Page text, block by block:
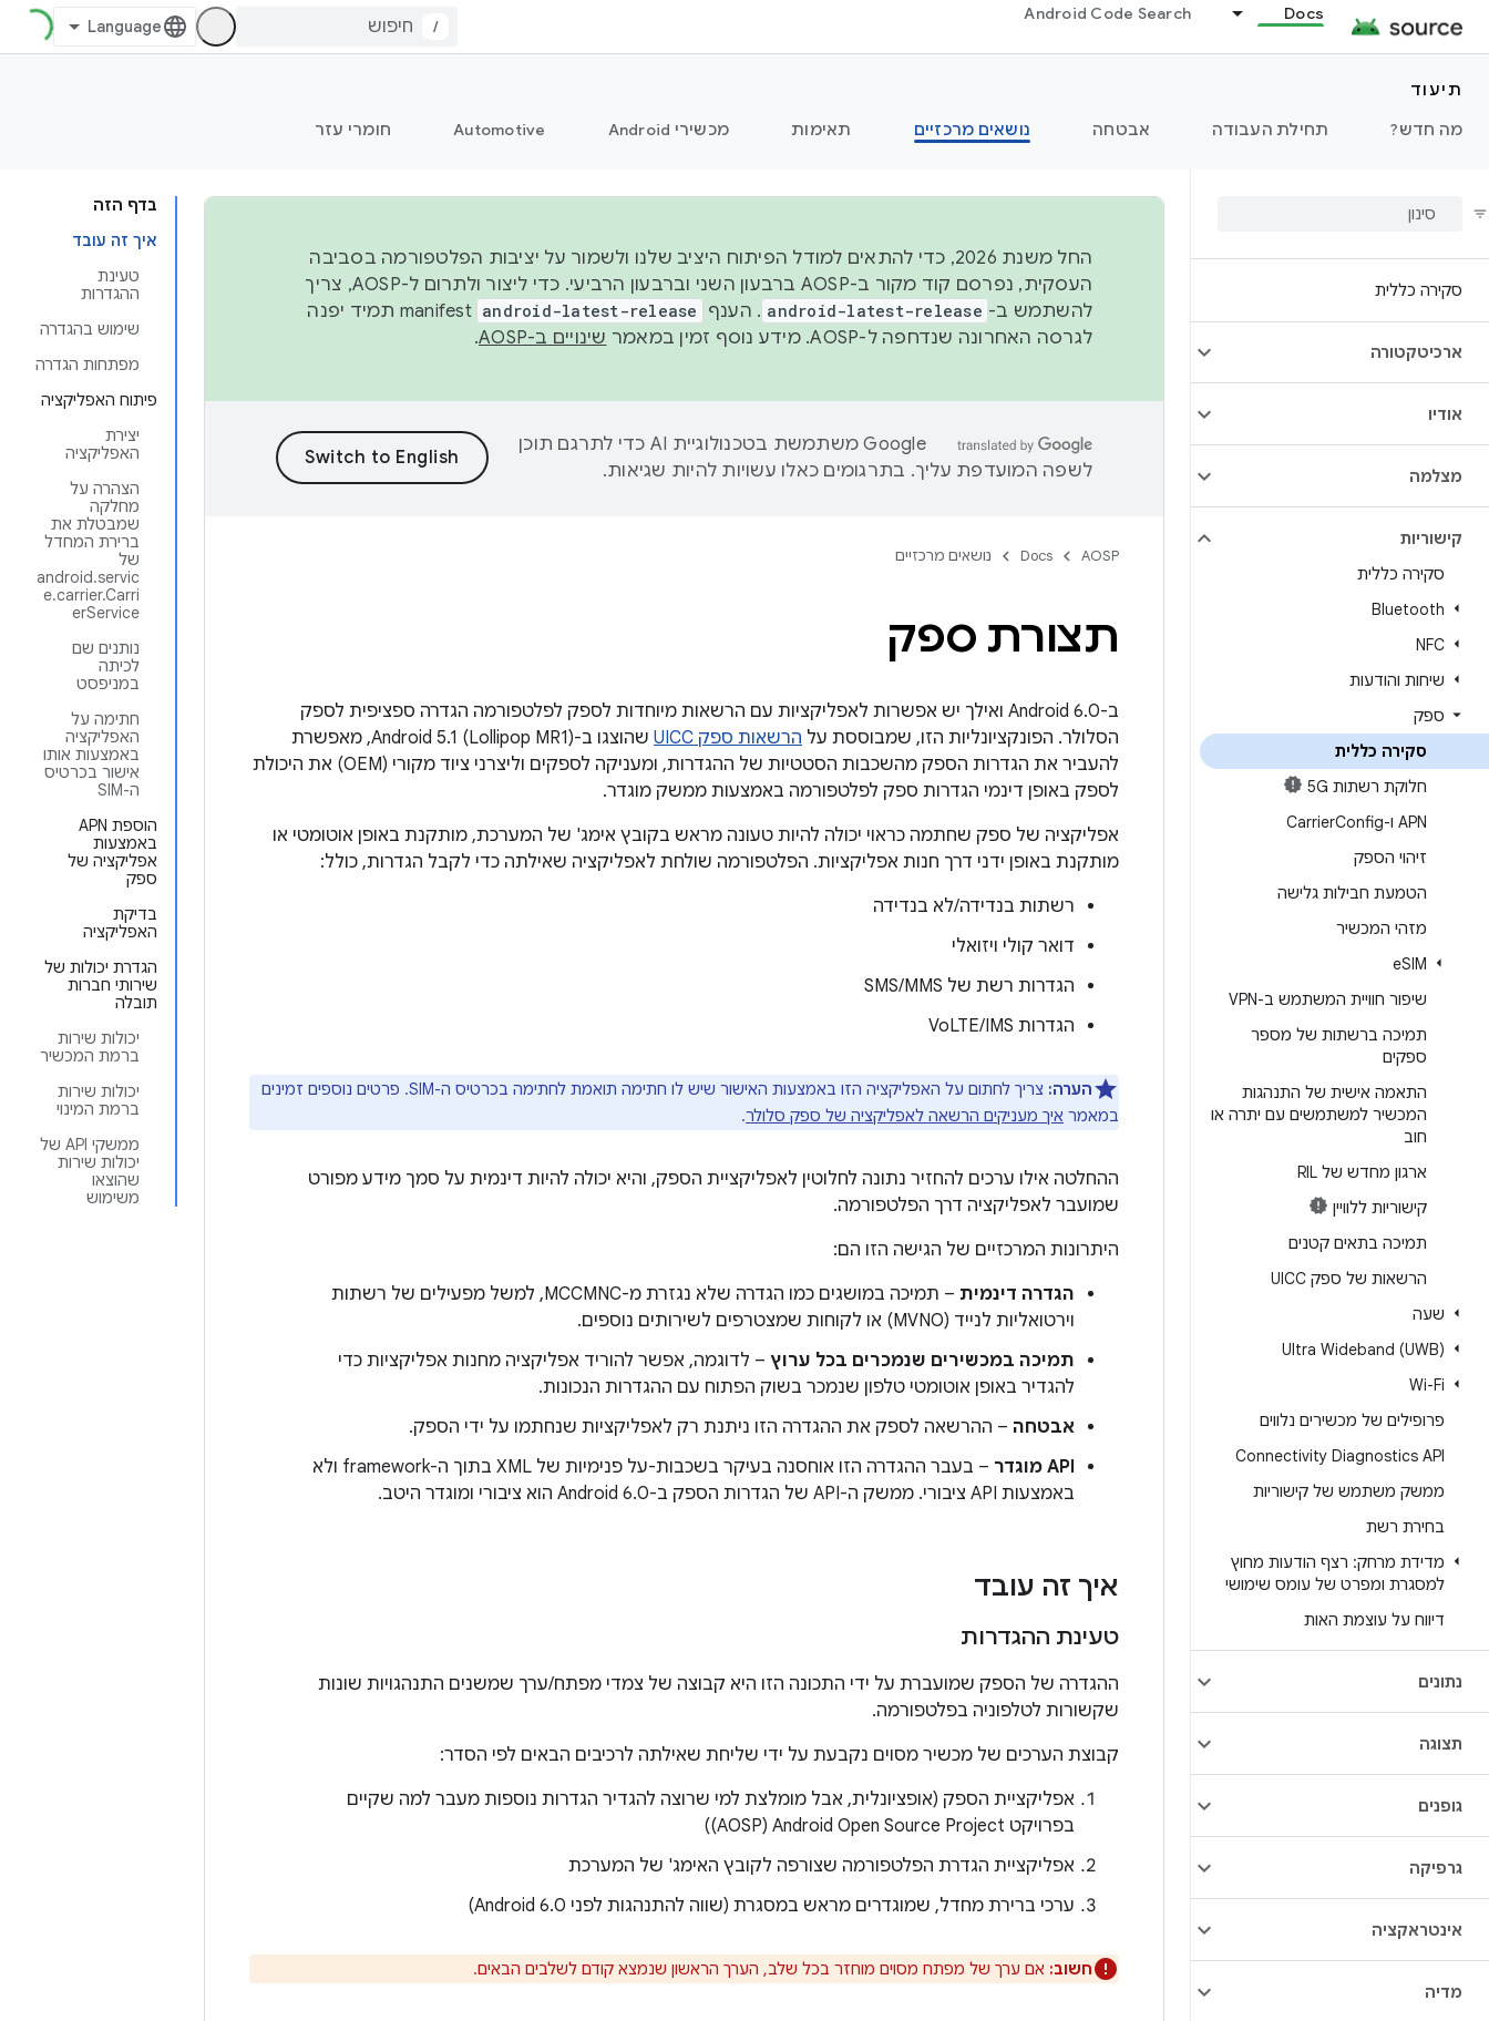
Docs
Android Code Search
/
תיעוד
מה חדש?
תחילת העבודה אבטחה נושאים מרכזיים תאימות מכשירי Android Automotive חומרי עזר
סקירה כללית
ארכיטקטורה
אודיו
מצלמה
קישוריות
סקירה כללית
Bluetooth
NFC
שיחות והודעות
ספק
סקירה כללית
חלוקת רשתות 5G
APN ו-Carrier
Config
זיהוי הספק
הטמעת חבילות גלישה
מזהי המכשיר
eSIM
שיפור חוויית המשתמש ב-VPN
תמיכה ברשתות של מספר
ספקים
התאמה אישית של התנהגות
המכשיר למשתמשים עם יתרה או
חוב
ארגון מחדש של RIL
קישוריות ללוויין
תמיכה בתאים קטנים
הרשאות של ספק UICC
שעה
Ultra Wideband (UWB)
Wi-Fi
פרופילים של מכשירים נלווים
Connectivity Diagnostics API
ממשק משתמש של קישוריות
בחירת רשת
מדידת מרחק: רצף הודעות מחוץ
למסגרת ומפרט של עומס שימושי
דיווח על עוצמת האות
נתונים
תצוגה
גופנים
גרפיקה
אינטראקציה
מדיה
בדף הזה
איך זה עובד
טעינת
ההגדרות
שימוש בהגדרה
מפתחות הגדרה
פיתוח האפליקציה
יצירת
האפליקציה
הצהרה על
מחלקה
שמבטלת את
ברירת המחדל
של
android.servic
e.carrier.Carri
erService
נותנים שם
לכיתה
במניפסט
חתימה על
האפליקציה
באמצעות אותו
אישור בכרטיס
ה-SIM
הוספת APN
באמצעות
אפליקציה של
ספק
בדיקת
האפליקציה
הגדרת יכולות של
שירותי חברות
תובלה
יכולות שירות
ברמת המכשיר
יכולות שירות
ברמת המינוי
ממשקי API של
יכולות שירות
שהוצאו
משימוש
החל משנת 2026, כדי להתאים למודל הפיתוח היציב שלנו ולשמור על יציבות הפלטפורמה בסביבה
העסקית, נפרסם קוד מקור ב-AOSP ברבעון השני וברבעון הרביעי. כדי ליצור ולתרום ל-AOSP, צריך
להשתמש ב- android-latest-release . הענף android-latest-release
manifest תמיד יפנה
לגרסה האחרונה שנדחפה ל-AOSP. מידע נוסף זמין במאמר
שינויים ב-AOSP .
‫Google משתמשת בטכנולוגיית AI כדי לתרגם תוכן
לשפה המועדפת עליך. בתרגומים כאלו עשויות להיות שגיאות.
AOSP
Docs נושאים מרכזיים
תצורת ספק
ב-Android 6.0 ואילך יש אפשרות לאפליקציות עם הרשאות מיוחדות לספק לפלטפורמה הגדרה ספציפית לספק
הסלולר. הפונקציונליות הזו, שמבוססת על הרשאות ספק UICC
שהוצגו ב-Android 5.1 (Lollipop MR1), מאפשרת
להעביר את הגדרות הספק מהשכבות הסטטיות של ההגדרות, ומעניקה לספקים וליצרני ציוד מקורי (OEM) את היכולת
לספק באופן דינמי הגדרות ספק לפלטפורמה באמצעות ממשק מוגדר.
אפליקציה של ספק שחתמה כראוי יכולה להיות טעונה מראש בקובץ אימג' של המערכת, מותקנת באופן אוטומטי או
מותקנת באופן ידני דרך חנות אפליקציות. הפלטפורמה שולחת לאפליקציה שאילתה כדי לקבל הגדרות, כולל:
רשתות בנדידה/לא בנדידה
דואר קולי ויזואלי
הגדרות רשת של SMS/MMS
הגדרות VoLTE/IMS
הערה:
צריך לחתום על האפליקציה הזו באמצעות האישור שיש לו חתימה תואמת לחתימה בכרטיס ה-SIM. פרטים נוספים זמינים
במאמר איך מעניקים הרשאה לאפליקציה של ספק סלולר.
ההחלטה אילו ערכים להחזיר נתונה לחלוטין לאפליקציית הספק, והיא יכולה להיות דינמית על סמך מידע מפורט
שמועבר לאפליקציה דרך הפלטפורמה.
היתרונות המרכזיים של הגישה הזו הם:
הגדרה דינמית
– תמיכה במושגים כמו הגדרה שלא נגזרת מ-MCCMNC, למשל מפעילים של רשתות
וירטואליות לנייד (MVNO) או לקוחות שמצטרפים לשירותים נוספים.
תמיכה במכשירים שנמכרים בכל ערוץ – לדוגמה, אפשר להוריד אפליקציה מחנות אפליקציות כדי
להגדיר באופן אוטומטי טלפון שנמכר בשוק הפתוח עם ההגדרות הנכונות.
אבטחה – ההרשאה לספק את ההגדרה הזו ניתנת רק לאפליקציות שנחתמו על ידי הספק.
API מוגדר
– בעבר ההגדרה הזו אוחסנה בעיקר בשכבות-על פנימיות של XML בתוך ה-framework ולא
באמצעות API ציבורי. ממשק ה-API של הגדרות הספק ב-Android 6.0 הוא ציבורי ומוגדר היטב.
איך זה עובד
טעינת ההגדרות
ההגדרה של הספק שמועברת על ידי התכונה הזו היא קבוצה של צמדי מפתח/ערך שמשנים התנהגויות שונות
שקשורות לטלפוניה בפלטפורמה.
קבוצת הערכים של מכשיר מסוים נקבעת על ידי שליחת שאילתה לרכיבים הבאים לפי הסדר:
אפליקציית הספק (אופציונלית, אבל מומלצת למי שרוצה להגדיר הגדרות נוספות מעבר למה שקיים
בפרויקט Android Open Source Project‏ (AOSP))
אפליקציית הגדרת הפלטפורמה שצורפה לקובץ האימג' של המערכת
ערכי ברירת מחדל, שמוגדרים מראש במסגרת (שווה להתנהגות לפני Android 6.0)
חשוב: אם ערך של מפתח מסוים מוחזר בכל שלב, הערך הראשון שנמצא קודם לשלבים הבאים.